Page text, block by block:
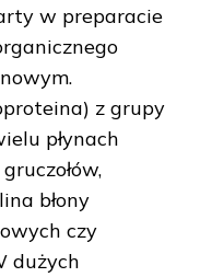
w preparacie
z grupy
płynach
błony
czy
dużych